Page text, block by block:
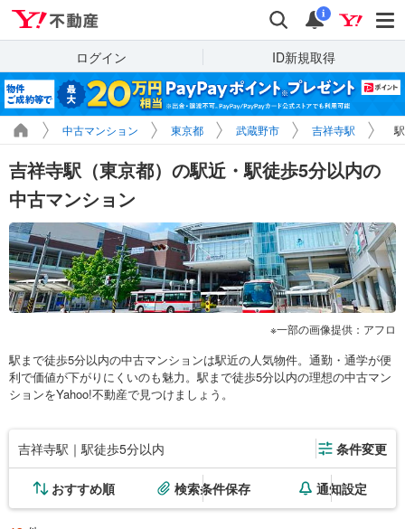
検索 通知
i
ログイン ID新規取得
中古マンション 東京都 武蔵野市 吉祥寺駅
吉祥寺駅（東京都）の駅近・駅徒歩5分以内の
中古マンション
一部の画像提供：アフロ
駅まで徒歩5分以内の中古マンションは駅近の人気物件。通勤・通学が便
利で価値が下がりにくいのも魅力。駅まで徒歩5分以内の理想の中古マン
ションをYahoo!不動産で見つけましょう。
吉祥寺駅｜駅徒歩5分以内 条件変更
おすすめ順 検索条件保存 通知設定